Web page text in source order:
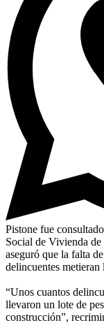
Pistone fue
Social de Vivienda
aseguró que la falta
delincuentes
“Unos cuantos
llevaron un lote de
construcción”,